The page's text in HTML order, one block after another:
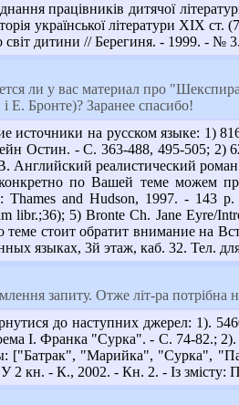
працівників дитячої
української літератури XIX ст.
дитини // Берегиня. - 1999. - №
ли у вас материал про "Шекспира
Е. Бронте)? Заранее спасибо!
источники на русском языке: 1)
Остин. - С. 363-488, 495-505;
реалистический
по Вашей теме можем
and Hudson, 1997. - 143
libr.;36); 5) Bronte Ch. Jane Eyre/
стоит обратит внимание на
языках, 3й этаж, каб. 32. Тел.
запиту. Отже літ-ра
до наступних джерел: 1).
І. Франка "Сурка". - С. 74-
["Батрак", "Марийка", "Сурка",
У 2 кн. - К., 2002. - Кн. 2. - Із